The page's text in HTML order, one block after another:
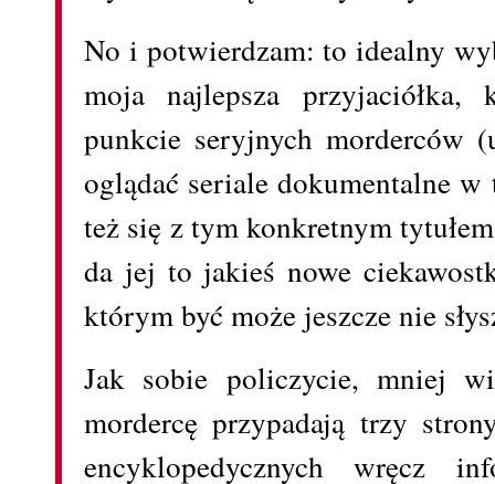
No i potwierdzam: to idealny
moja najlepsza
punkcie seryjnych morderców
oglądać seriale dokumentalne w
też się z tym konkretnym
da jej to jakieś nowe
którym być może jeszcze nie
Jak sobie policzycie, mniej
mordercę przypadają trzy
encyklopedycznych wręcz